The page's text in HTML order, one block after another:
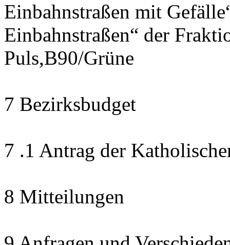
Einbahnstraßen mit
Einbahnstraßen“ der
Puls,B90/Grüne
7 Bezirksbudget
7 .1 Antrag der
8 Mitteilungen